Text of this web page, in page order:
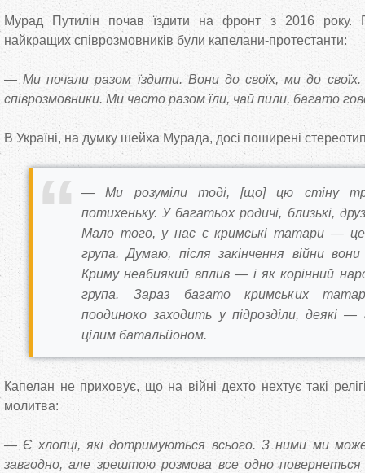
Мурад Путилін почав їздити на фронт з 2016 року.
найкращих співрозмовників були капелани-протестанти:
— Ми почали разом їздити. Вони до своїх, ми до
співрозмовники. Ми часто разом їли, чай пили, багато
В Україні, на думку шейха Мурада, досі поширені
— Ми розуміли тоді, [що] цю стіну
потихеньку. У багатьох родичі, близькі,
Мало того, у нас є кримські татари — це
група. Думаю, після закінчення війни
Криму неабиякий вплив — і як корінний
група. Зараз багато кримських
поодиноко заходить у підрозділи, деякі
цілим батальйоном.
Капелан не приховує, що на війні дехто нехтує такі
молитва:
— Є хлопці, які дотримуються всього. З ними ми
завгодно, але зрештою розмова все одно